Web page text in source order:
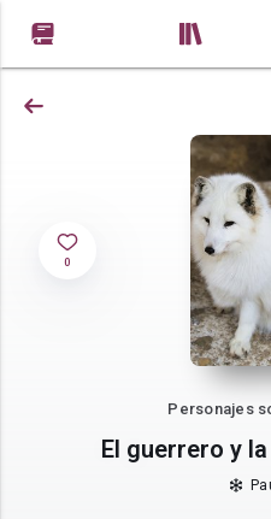
0
Personajes
El guerrero y